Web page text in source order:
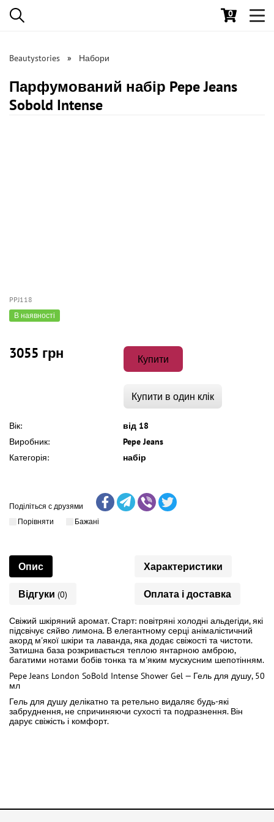
0
Beautystories Набори
Парфумований набір Pepe Jeans
Sobold Intense
PPJ118
В наявності
3055 грн Купити
Купити в один клік
Вік:
від 18
Виробник:
Pepe Jeans
Категорія:
набір
Поділіться с друзями
Порівняти
Бажані
Опис Характеристики
Відгуки (0) Оплата і доставка
Свіжий шкіряний аромат. Старт: повітряні холодні альдегіди, які
підсвічує сяйво лимона. В елегантному серці анімалістичний
акорд м'якої шкіри та лаванда, яка додає свіжості та чистоти.
Затишна база розкривається теплою янтарною амброю,
багатими нотами бобів тонка та м'яким мускусним шепотінням.
Pepe Jeans London SoBold Intense Shower Gel — Гель для душу, 50
мл
Гель для душу делікатно та ретельно видаляє будь-які
забруднення, не спричиняючи сухості та подразнення. Він
дарує свіжість і комфорт.